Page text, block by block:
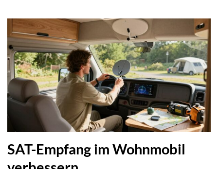
SAT-Empfang im Wohnmobil